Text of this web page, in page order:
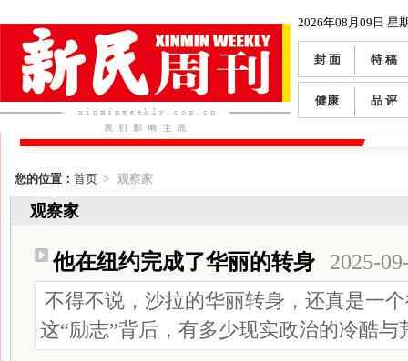
2026年08月09日 星
封 面 特 稿
健康 品 评
您的位置： 首页 > 观察家
观察家
他在纽约完成了华丽的转身 2025-
不得不说，沙拉的华丽转身，还真是一
这“励志”背后，有多少现实政治的冷酷与